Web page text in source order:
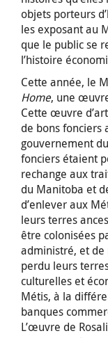
objets porteurs
les exposant au
que le public se
l’histoire
Cette année, le
Home, une
Cette œuvre
de bons fonciers
gouvernement
fonciers étaient
rechange aux
du Manitoba et
d’enlever aux
leurs terres
être colonisées
administré, et
perdu leurs
culturelles et
Métis, à la
banques
L’œuvre de